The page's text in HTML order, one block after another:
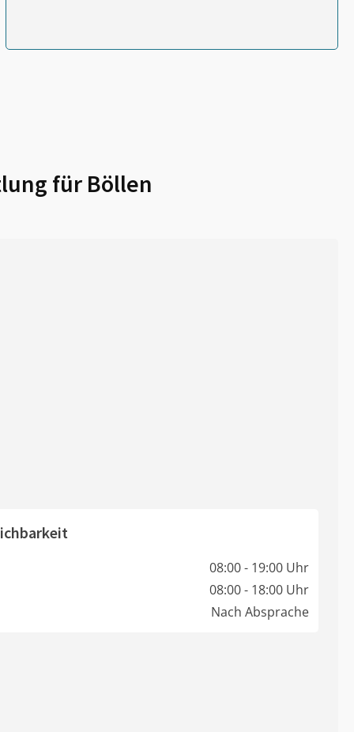
für Böllen
08:00 - 19:00 Uhr
08:00 - 18:00 Uhr
Nach Absprache